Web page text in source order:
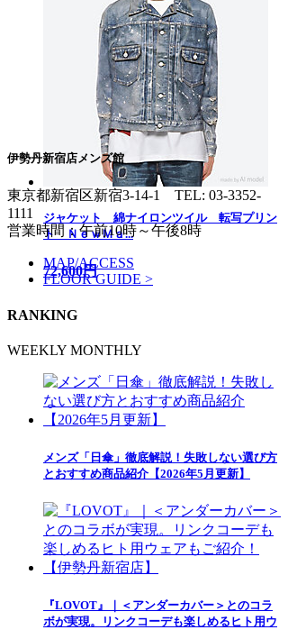
ジャケット 綿ナイロンツイル 転写プリン
ト ＮｅｗＭａ...
72,600円
伊勢丹新宿店メンズ館
東京都新宿区新宿3-14-1 TEL: 03-3352-
1111
営業時間：午前10時～午後8時
MAP/ACCESS
FLOOR GUIDE >
RANKING
WEEKLY MONTHLY
メンズ「日傘」徹底解説！失敗しない選び方
とおすすめ商品紹介【2026年5月更新】
『LOVOT』｜＜アンダーカバー＞とのコラ
ボが実現。リンクコーデも楽しめるヒト用ウ